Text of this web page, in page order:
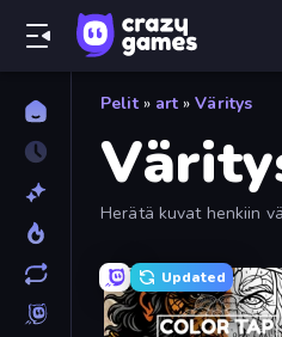
Pelit » art » Väritys
Herätä kuvat henkiin
Updated